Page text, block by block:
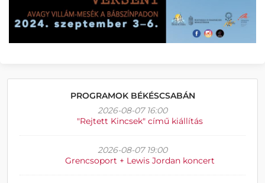
PROGRAMOK BÉKÉSCSABÁN
2026-08-07 16:00
"Rejtett Kincsek" című kiállítás
2026-08-07 19:00
Grencsoport + Lewis Jordan koncert